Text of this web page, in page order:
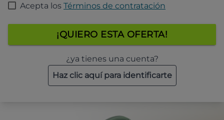
Acepta los Términos de contratación
¡QUIERO ESTA OFERTA!
¿ya tienes una cuenta?
Haz clic aquí para identificarte